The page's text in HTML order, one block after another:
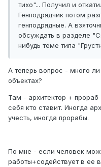
тихо"... Получил и
Генподрядчик потом
генподрядные. А
обсуждать в разделе
нибудь теме типа
А теперь вопрос - много
объектах?
Там - архитектор +
себя кто ставит. Иногда
учесть, иногда прорабы.
По мне - если человек
работы+содействует в ее